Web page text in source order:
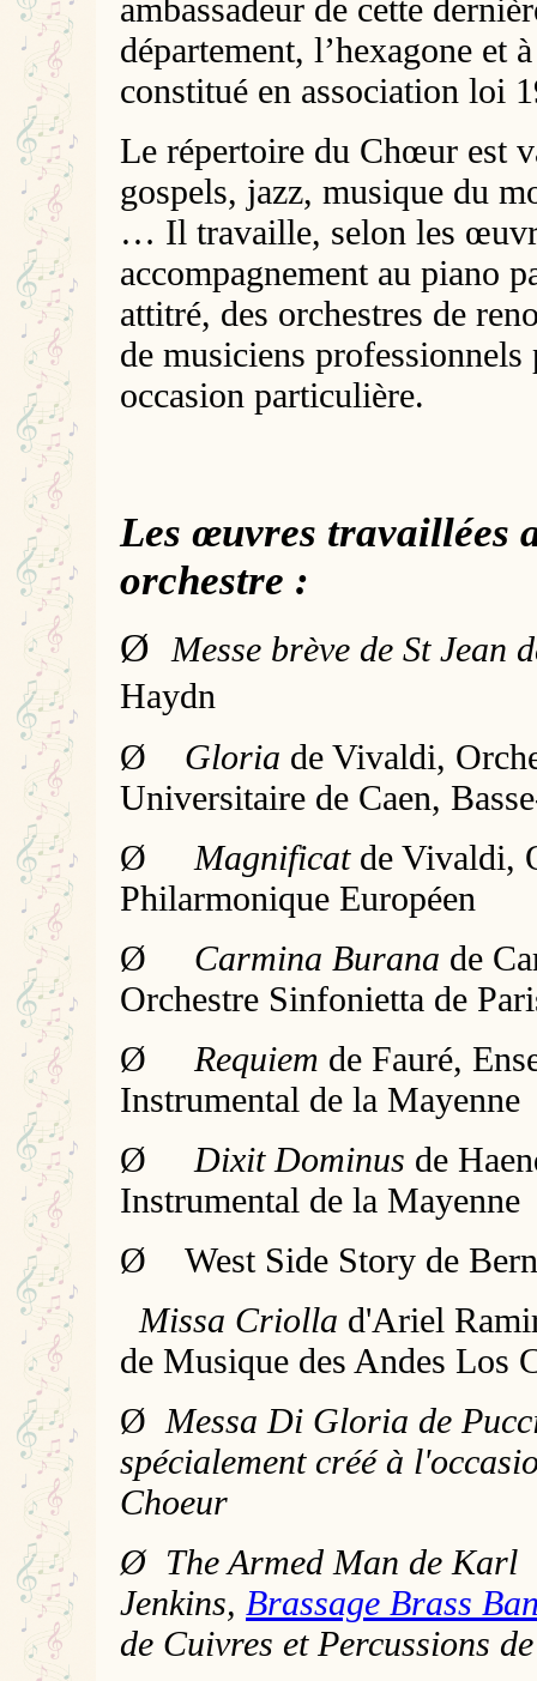
ambassadeur de cette
département, l’hexagone et
constitué en association loi
Le répertoire du Chœur est
gospels, jazz, musique du
… Il travaille, selon les
accompagnement au piano
attitré, des orchestres de
de musiciens professionnels
occasion particulière.
Les œuvres travaillées
orchestre :
Ø
Messe brève de St Jean
Haydn
Ø Gloria de Vivaldi,
Universitaire de Caen,
Ø Magnificatde Vivaldi,
Philarmonique Européen
Ø Carmina Burana de
Orchestre Sinfonietta de
Ø Requiem de Fauré,
Instrumental de la Mayenne
Ø Dixit Dominus de
Instrumental de la Mayenne
Ø West Side Story de
Missa Criolla d'Ariel
de Musique des Andes Los
Ø Messa Di Gloria de
spécialement créé à
Choeur
Ø The Armed Man de Karl
Jenkins, Brassage Brass
de Cuivres et Percussions